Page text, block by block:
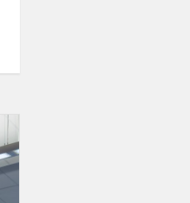
ugdymo
praktika